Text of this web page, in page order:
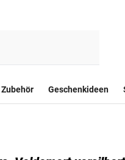
Zubehör Geschenkideen